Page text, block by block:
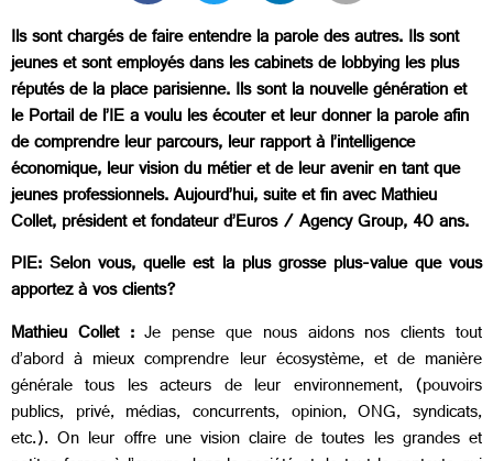
Ils sont chargés de faire entendre la parole des autres. Ils sont
jeunes et sont employés dans les cabinets de lobbying les plus
réputés de la place parisienne. Ils sont la nouvelle génération et
le Portail de l’IE a voulu les écouter et leur donner la parole afin
de comprendre leur parcours, leur rapport à l’intelligence
économique, leur vision du métier et de leur avenir en tant que
jeunes professionnels. Aujourd’hui, suite et fin avec Mathieu
Collet, président et fondateur d’Euros / Agency Group, 40 ans.
PIE: Selon vous, quelle est la plus grosse plus-value que vous
apportez à vos clients?
Mathieu Collet :Je pense que nous aidons nos clients tout
d’abord à mieux comprendre leur écosystème, et de manière
générale tous les acteurs de leur environnement, (pouvoirs
publics, privé, médias, concurrents, opinion, ONG, syndicats,
etc.). On leur offre une vision claire de toutes les grandes et